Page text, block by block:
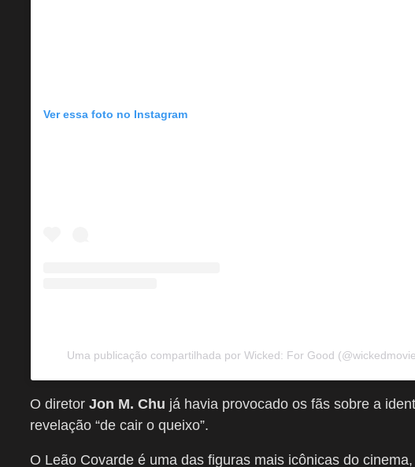
Ver essa foto no Instagram
Uma publicação compartilhada por Wicked: For Good
O diretor Jon M. Chu já havia provocado os fãs sobre a
revelação “de cair o queixo”.
O Leão Covarde é uma das figuras mais icônicas do